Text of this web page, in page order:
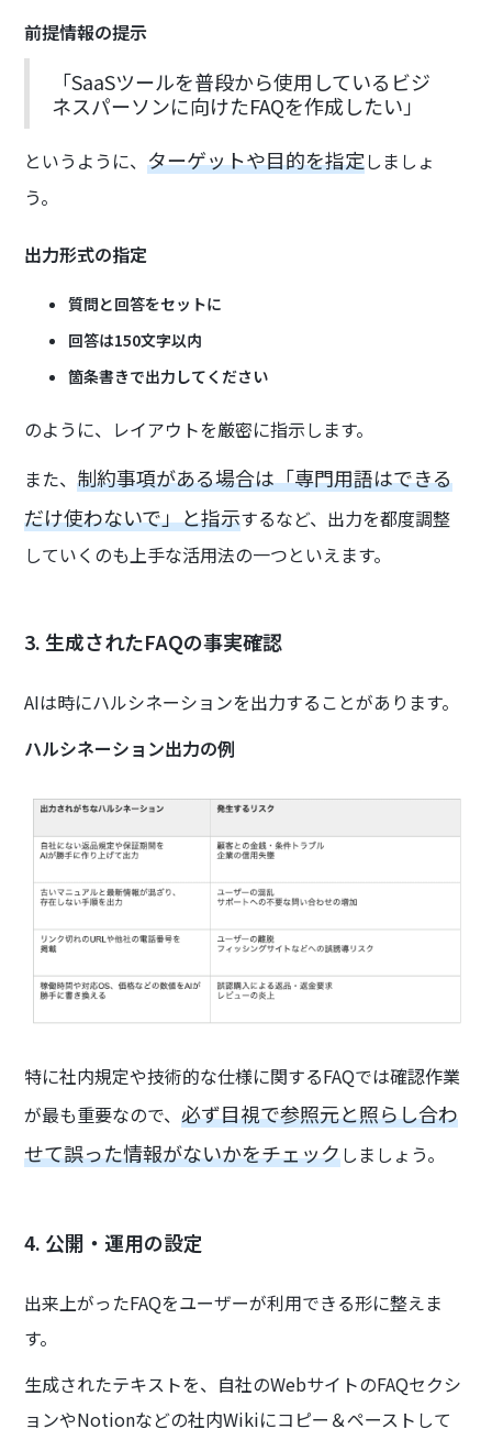
前提情報の提示
「SaaSツールを普段から使用しているビジ
ネスパーソンに向けたFAQを作成したい」
というように、ターゲットや目的を指定しましょ
う。
出力形式の指定
質問と回答をセットに
回答は150文字以内
箇条書きで出力してください
のように、レイアウトを厳密に指示します。
また、制約事項がある場合は「専門用語はできる
だけ使わないで」と指示するなど、出力を都度調整
していくのも上手な活用法の一つといえます。
3. 生成されたFAQの事実確認
AIは時にハルシネーションを出力することがあります。
ハルシネーション出力の例
特に社内規定や技術的な仕様に関するFAQでは確認作業
が最も重要なので、必ず目視で参照元と照らし合わ
せて誤った情報がないかをチェックしましょう。
4. 公開・運用の設定
出来上がったFAQをユーザーが利用できる形に整えま
す。
生成されたテキストを、自社のWebサイトのFAQセクシ
ョンやNotionなどの社内Wikiにコピー＆ペーストして